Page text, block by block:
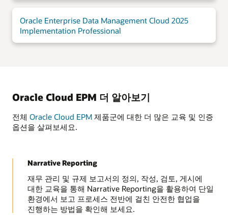
Oracle Enterprise Data Management Cloud 2025
Implementation Professional
Oracle Cloud EPM 더 알아보기
전체 Oracle Cloud EPM 제품군에 대한 더 많은 교육 및 인증
옵션을 살펴보세요.
Narrative Reporting
재무 관리 및 규제 보고서의 정의, 작성, 검토, 게시에
대한 교육을 통해 Narrative Reporting을 활용하여 단일
환경에서 보고 프로세스 전반에 걸친 안전한 협업을
진행하는 방법을 확인해 보세요.